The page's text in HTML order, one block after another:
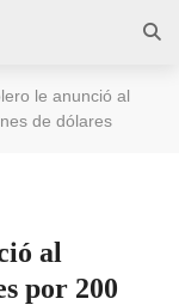
le anunció al
de dólares
al
por 200